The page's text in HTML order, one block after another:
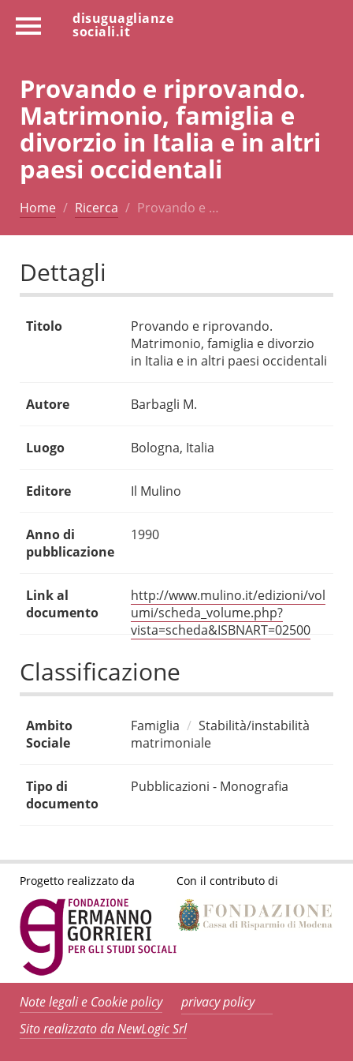
disuguaglianze
sociali.it
Provando e riprovando.
Matrimonio, famiglia e
divorzio in Italia e in altri
paesi occidentali
Home Ricerca Provando e …
Dettagli
Titolo
Provando e riprovando.
Matrimonio, famiglia e divorzio
in Italia e in altri paesi occidentali
Autore Barbagli M.
Luogo Bologna, Italia
Editore Il Mulino
Anno di
pubblicazione
1990
Link al
documento
http://www.mulino.it/edizioni/vol
umi/scheda_volume.php?
vista=scheda&ISBNART=02500
Classificazione
Ambito
Sociale
Famiglia
Stabilità/instabilità
matrimoniale
Tipo di
documento
Pubblicazioni - Monografia
Progetto realizzato da Con il contributo di
Note legali e Cookie policy
privacy policy
Sito realizzato da NewLogic Srl